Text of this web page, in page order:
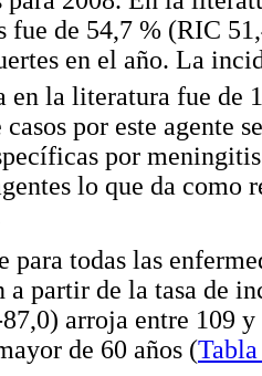
fue de 54,7 % (RIC
en el año. La
en la literatura fue de
por este agente
por
lo que da como
para todas las
a partir de la tasa de
arroja entre 109
de 60 años (